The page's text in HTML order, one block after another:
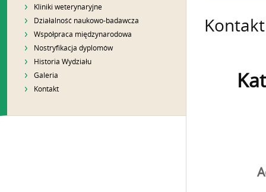
Kliniki weterynaryjne
Działalność naukowo-badawcza
Współpraca międzynarodowa
Nostryfikacja dyplomów
Historia Wydziału
Galeria
Kontakt
Kontakt